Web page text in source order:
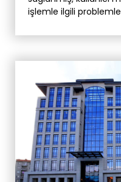
işlemle ilgili